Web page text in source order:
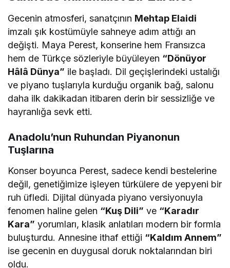
Gecenin atmosferi, sanatçının Mehtap Elaidi
imzalı şık kostümüyle sahneye adım attığı an
değişti. Maya Perest, konserine hem Fransızca
hem de Türkçe sözleriyle büyüleyen “Dönüyor
Hâlâ Dünya” ile başladı. Dil geçişlerindeki ustalığı
ve piyano tuşlarıyla kurduğu organik bağ, salonu
daha ilk dakikadan itibaren derin bir sessizliğe ve
hayranlığa sevk etti.
Anadolu’nun Ruhundan Piyanonun
Tuşlarına
Konser boyunca Perest, sadece kendi bestelerine
değil, genetiğimize işleyen türkülere de yepyeni bir
ruh üfledi. Dijital dünyada piyano versiyonuyla
fenomen haline gelen “Kuş Dili” ve “Karadır
Kara” yorumları, klasik anlatıları modern bir formla
buluşturdu. Annesine ithaf ettiği “Kaldım Annem”
ise gecenin en duygusal doruk noktalarından biri
oldu.